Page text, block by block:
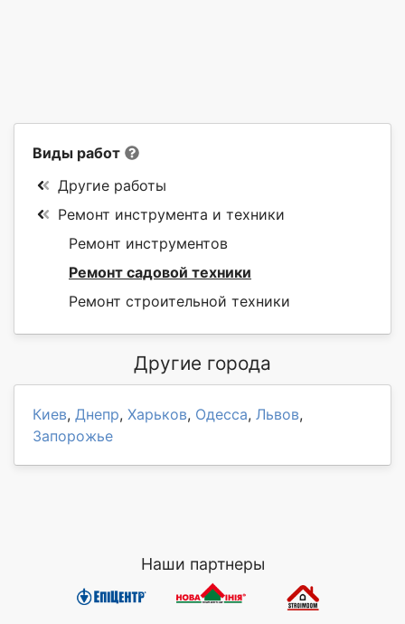
Виды работ
Другие работы
Ремонт инструмента и техники
Ремонт инструментов
Ремонт садовой техники
Ремонт строительной техники
Другие города
Киев, Днепр, Харьков, Одесса, Львов,
Запорожье
Наши партнеры